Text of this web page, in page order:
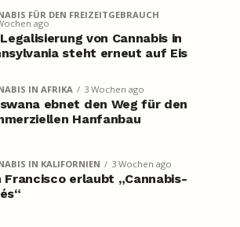
FÜR DEN FREIZEITGEBRAUCH
ago
von Cannabis in
steht erneut auf Eis
IN AFRIKA 3 Wochen ago
ebnet den Weg für den
Hanfanbau
IN KALIFORNIEN 3 Wochen ago
Francisco erlaubt „Cannabis-